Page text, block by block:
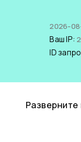
2026-
Ваш IP:
ID